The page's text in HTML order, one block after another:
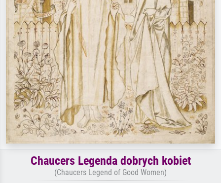
Chaucers Legenda dobrych kobiet
(Chaucers Legend of Good Women)